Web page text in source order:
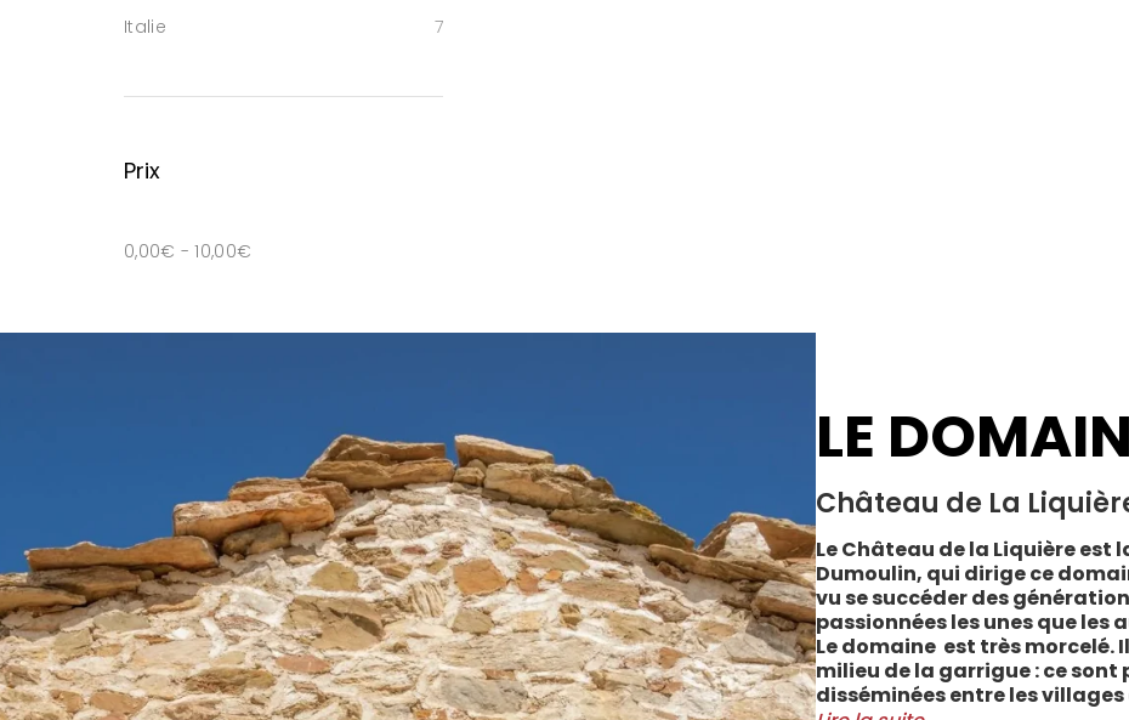
Italie
7
Prix
0,00€ -10,00€
LE
Château de La
Le Château de la Liquière
Dumoulin, qui dirige ce
vu se succéder des
passionnées les unes que les
Le domaine est très morcelé.
milieu de la garrigue : ce sont
disséminées entre les